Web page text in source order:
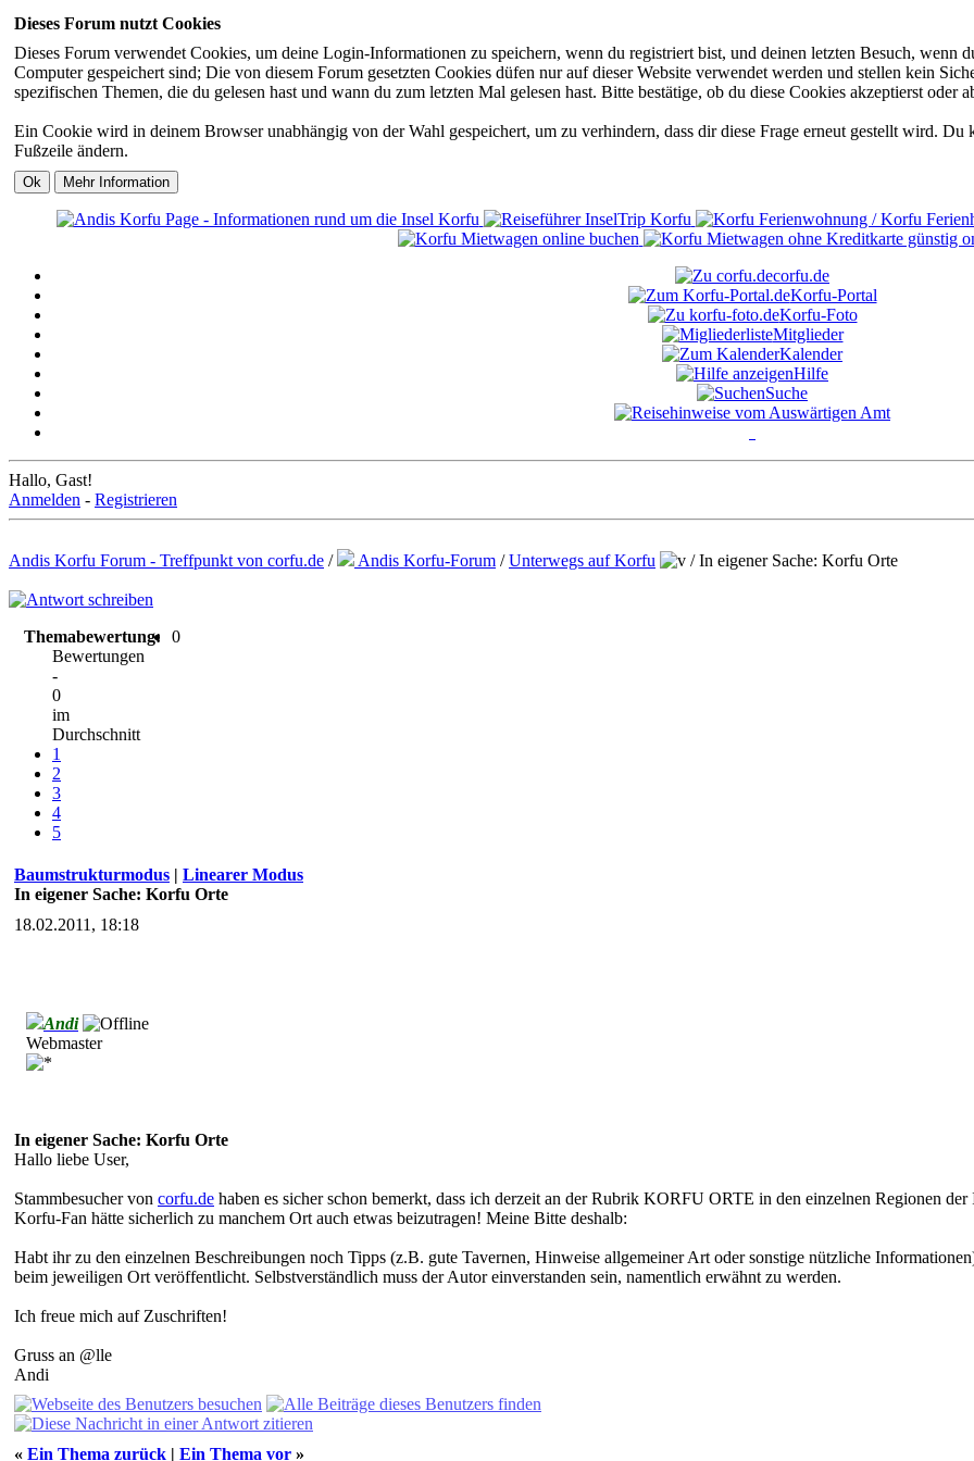
Dieses Forum nutzt Cookies
Dieses Forum verwendet Cookies, um deine Login-Informationen zu speichern, wenn du registriert bist, und deinen letzten Besuch, wenn
Computer gespeichert sind; Die von diesem Forum gesetzten Cookies düfen nur auf dieser Website verwendet werden und stellen kein
spezifischen Themen, die du gelesen hast und wann du zum letzten Mal gelesen hast. Bitte bestätige, ob du diese Cookies akzeptierst oder
Ein Cookie wird in deinem Browser unabhängig von der Wahl gespeichert, um zu verhindern, dass dir diese Frage erneut gestellt wird.
Fußzeile ändern.
corfu.de
Korfu-Portal
Korfu-Foto
Mitglieder
Kalender
Hilfe
Suche
Hallo, Gast!
Anmelden - Registrieren
Andis Korfu Forum - Treffpunkt von corfu.de / Andis Korfu-Forum /Unterwegs auf Korfu /In eigener Sache: Korfu Orte
Themabewertung:
0
Bewertungen
-
0
im
Durchschnitt
1
2
3
4
5
Baumstrukturmodus | Linearer Modus
In eigener Sache: Korfu Orte
18.02.2011, 18:18
Andi
Webmaster
In eigener Sache: Korfu Orte
Hallo liebe User,
Stammbesucher von corfu.de haben es sicher schon bemerkt, dass ich derzeit an der Rubrik KORFU ORTE in den einzelnen Regionen
Korfu-Fan hätte sicherlich zu manchem Ort auch etwas beizutragen! Meine Bitte deshalb:
Habt ihr zu den einzelnen Beschreibungen noch Tipps (z.B. gute Tavernen, Hinweise allgemeiner Art oder sonstige nützliche
beim jeweiligen Ort veröffentlicht. Selbstverständlich muss der Autor einverstanden sein, namentlich erwähnt zu werden.
Ich freue mich auf Zuschriften!
Gruss an @lle
Andi
« Ein Thema zurück | Ein Thema vor »